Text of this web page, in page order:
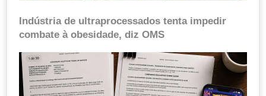
Indústria de ultraprocessados tenta impedir
combate à obesidade, diz OMS